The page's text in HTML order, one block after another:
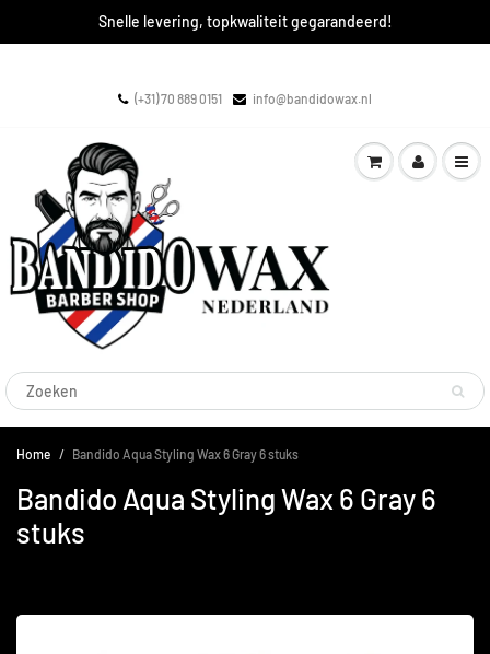
Snelle levering, topkwaliteit gegarandeerd!
(+31) 70 889 0151 info@bandidowax.nl
Home Bandido Aqua Styling Wax 6 Gray 6 stuks
Bandido Aqua Styling Wax 6 Gray 6
stuks